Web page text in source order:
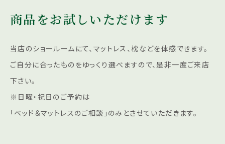
商品をお試しいただけます
当店のショールームにて、マットレス、枕などを体感できます。
ご自分に合ったものをゆっくり選べますので、是非一度ご来店
下さい。
※日曜・祝日のご予約は
「ベッド＆マットレスのご相談」のみとさせていただきます。